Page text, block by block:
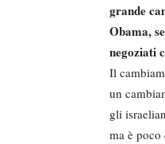
grande
Obama,
negoziati
Il
un
gli
ma è poco